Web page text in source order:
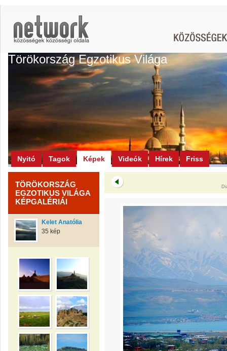
Törökország Egzotikus Világa
Nyitó Tagok Képek Videók Hírek Friss
TÖRÖKORSZÁG
EGZOTIKUS VILÁGA
KÉPGALÉRIÁI
Kelet Anatólia
35 kép